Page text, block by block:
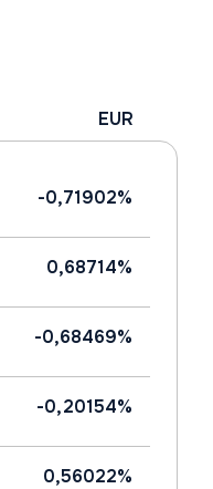
EUR
-0,71902%
0,68714%
-0,68469%
-0,20154%
0,56022%